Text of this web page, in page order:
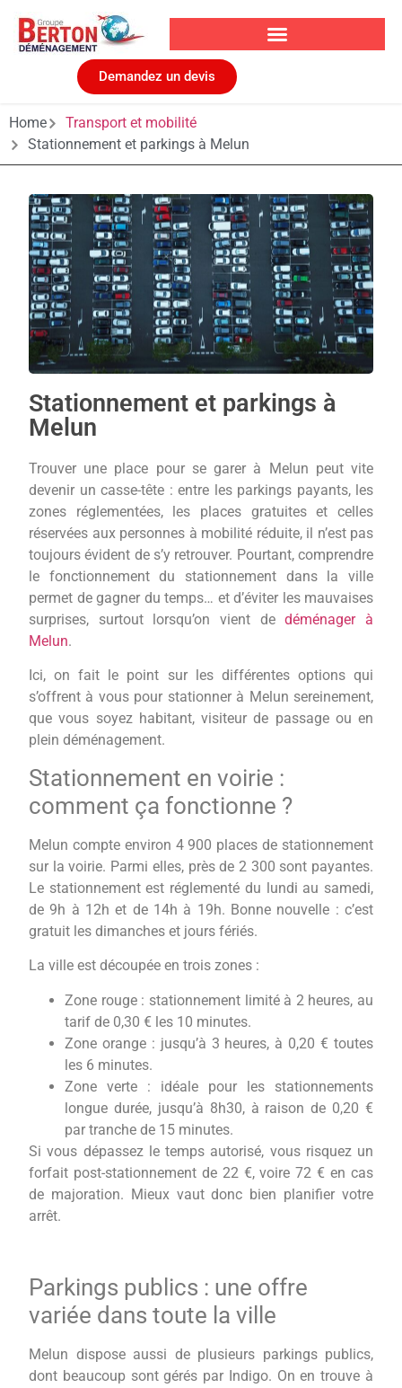
Demandez un devis
Home
Transport et mobilité
Stationnement et parkings à Melun
Stationnement et parkings à
Melun
Trouver une place pour se garer à Melun peut vite
devenir un casse-tête : entre les parkings payants, les
zones réglementées, les places gratuites et celles
réservées aux personnes à mobilité réduite, il n’est pas
toujours évident de s’y retrouver. Pourtant, comprendre
le fonctionnement du stationnement dans la ville
permet de gagner du temps… et d’éviter les mauvaises
surprises, surtout lorsqu’on vient dedéménager à
Melun.
Ici, on fait le point sur les différentes options qui
s’offrent à vous pour stationner à Melun sereinement,
que vous soyez habitant, visiteur de passage ou en
plein déménagement.
Stationnement en voirie :
comment ça fonctionne ?
Melun compte environ 4 900 places de stationnement
sur la voirie. Parmi elles, près de 2 300 sont payantes.
Le stationnement est réglementé du lundi au samedi,
de 9h à 12h et de 14h à 19h. Bonne nouvelle : c’est
gratuit les dimanches et jours fériés.
La ville est découpée en trois zones :
Zone rouge : stationnement limité à 2 heures, au
tarif de 0,30 € les 10 minutes.
Zone orange : jusqu’à 3 heures, à 0,20 € toutes
les 6 minutes.
Zone verte : idéale pour les stationnements
longue durée, jusqu’à 8h30, à raison de 0,20 €
par tranche de 15 minutes.
Si vous dépassez le temps autorisé, vous risquez un
forfait post-stationnement de 22 €, voire 72 € en cas
de majoration. Mieux vaut donc bien planifier votre
arrêt.
Parkings publics : une offre
variée dans toute la ville
Melun dispose aussi de plusieurs parkings publics,
dont beaucoup sont gérés par Indigo. On en trouve à